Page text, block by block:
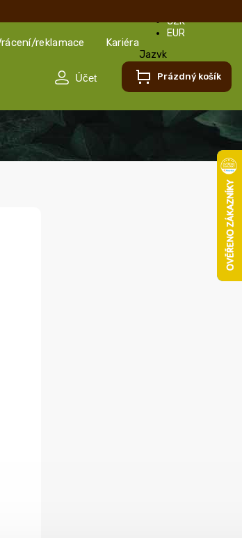
reklamace Kariéra
CZK
EUR
Jazyk
Čeština
Prázdný košík